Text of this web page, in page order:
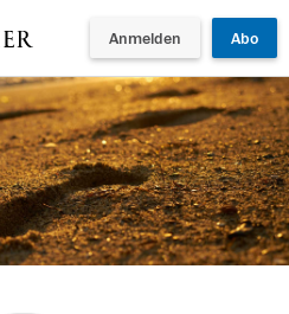
Anmelden Abo